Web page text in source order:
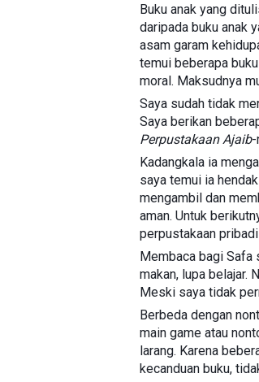
Buku anak yang
daripada buku anak
asam garam
temui beberapa
moral. Maksudnya
Saya sudah tidak
Saya berikan
Perpustakaan Ajaib-
Kadangkala ia
saya temui ia
mengambil dan
aman. Untuk
perpustakaan
Membaca bagi Safa
makan, lupa belajar.
Meski saya tidak
Berbeda dengan
main game atau
larang. Karena
kecanduan buku,